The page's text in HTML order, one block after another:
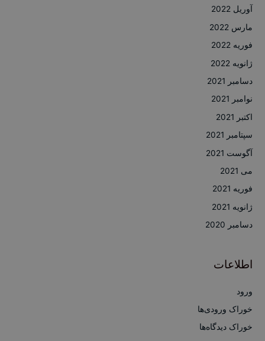
آوریل 2022
مارس 2022
فوریه 2022
ژانویه 2022
دسامبر 2021
نوامبر 2021
اکتبر 2021
سپتامبر 2021
آگوست 2021
می 2021
فوریه 2021
ژانویه 2021
دسامبر 2020
اطلاعات
ورود
خوراک ورودی‌ها
خوراک دیدگاه‌ها